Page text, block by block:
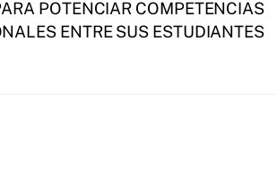
POTENCIAR COMPETENCIAS
ENTRE SUS ESTUDIANTES